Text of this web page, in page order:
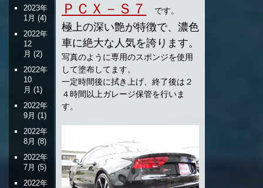
ＰＣＸ－Ｓ７ です。
極上の深い艶が特徴で、濃色
車に絶大な人気を誇ります。
写真のように専用のスポンジを使用
して塗布してます。
一定時間後に拭き上げ、終了後は２
４時間以上ガレージ保管を行いま
す。
2023年
1月 (4)
2022年
12
月 (2)
2022年
10
月 (1)
2022年
9月 (1)
2022年
8月 (8)
2022年
7月 (5)
2022年